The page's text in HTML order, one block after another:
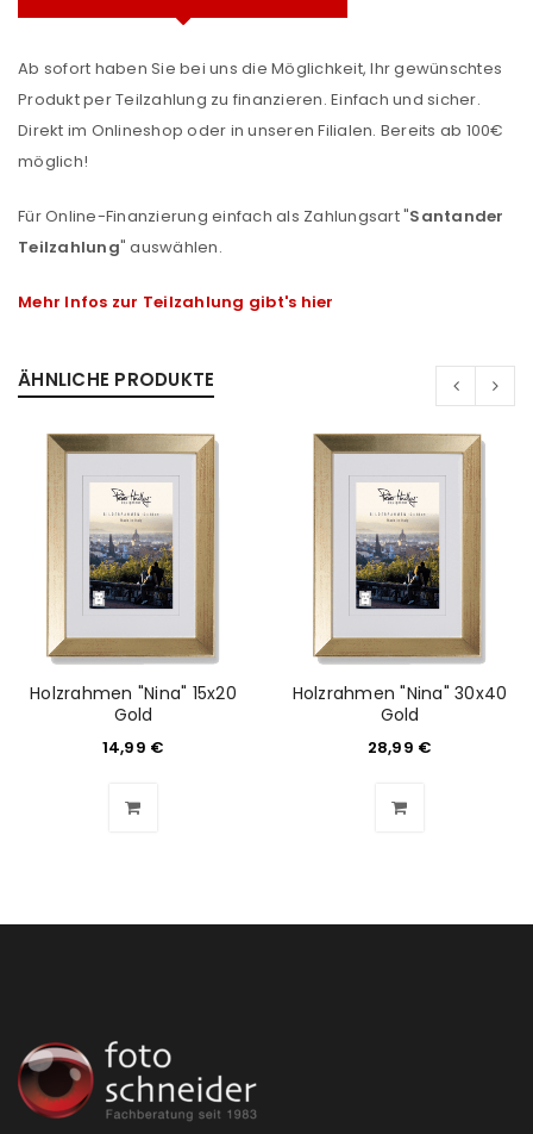
ANMELDEN
Anmeldeformular geschützt durch
Ab sofort haben Sie bei uns die Möglichkeit, Ihr gewünschtes
Produkt per Teilzahlung zu finanzieren. Einfach und sicher.
Direkt im Onlineshop oder in unseren Filialen. Bereits ab 100€
möglich!
Für Online-Finanzierung einfach als Zahlungsart "Santander
Teilzahlung" auswählen.
Mehr Infos zur Teilzahlung gibt's hier
ÄHNLICHE PRODUKTE
Holzrahmen "Nina" 15x20
Gold
14,99 €
Holzrahmen "Nina" 30x40
Gold
28,99 €